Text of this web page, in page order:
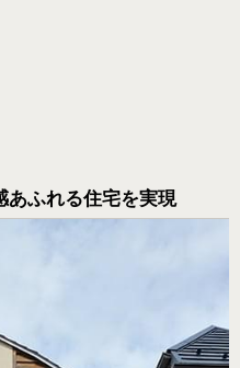
あふれる住宅を実現